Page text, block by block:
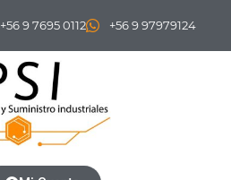
+56 9 7695 0112 +56 9 97979124